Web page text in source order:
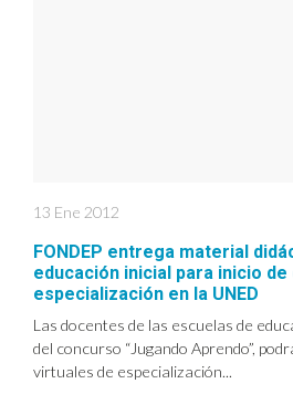
13 Ene 2012
FONDEP entrega material
educación inicial para inicio
especialización en la UNED
Las docentes de las escuelas de
del concurso “Jugando Aprendo”,
virtuales de especialización...